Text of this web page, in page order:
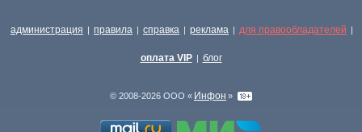
администрация | правила | справка | реклама | для правообладателей |
оплата VIP | блог
© 2008-2026 ООО « Инфон »